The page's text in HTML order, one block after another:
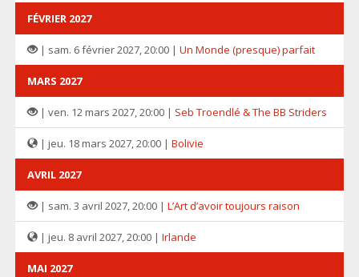
FÉVRIER 2027
| sam. 6 février 2027, 20:00 | Un Monde (presque) parfait
MARS 2027
| ven. 12 mars 2027, 20:00 | Seb Troendlé & The BB Striders
| jeu. 18 mars 2027, 20:00 | Bolivie
AVRIL 2027
| sam. 3 avril 2027, 20:00 | L’Art d’avoir toujours raison
| jeu. 8 avril 2027, 20:00 | Irlande
MAI 2027